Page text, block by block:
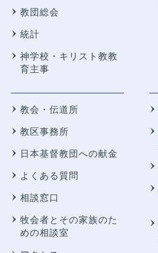
教団総会
統計
神学校・キリスト教教
育主事
教会・伝道所
教区事務所
日本基督教団への献金
よくある質問
相談窓口
牧会者とその家族のた
めの相談室